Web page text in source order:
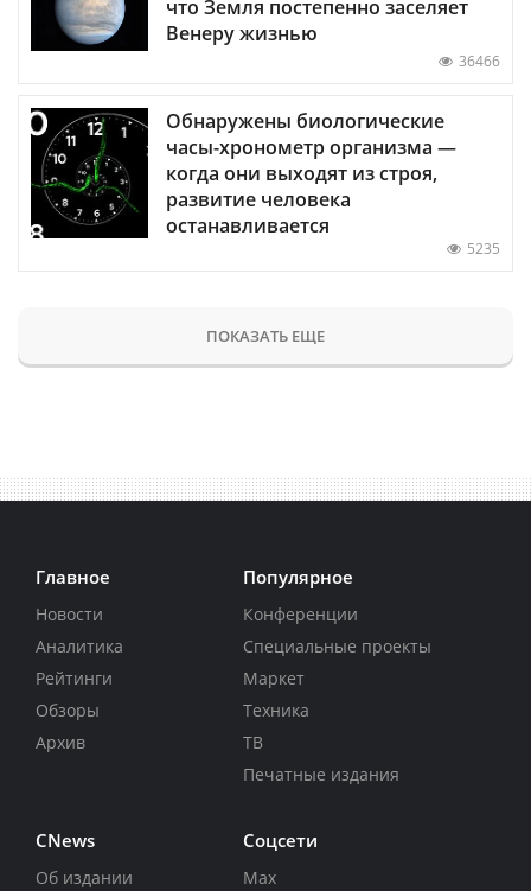
что Земля постепенно заселяет
Венеру жизнью
36466
Обнаружены биологические
часы-хронометр организма —
когда они выходят из строя,
развитие человека
останавливается
5235
ПОКАЗАТЬ ЕЩЕ
Главное
Новости
Аналитика
Рейтинги
Обзоры
Архив
Популярное
Конференции
Специальные проекты
Маркет
Техника
ТВ
Печатные издания
CNews
Об издании
Соцсети
Max